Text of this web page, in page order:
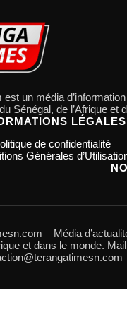
un média
Sénégal, de l’Afrique et
LÉGALES
de confidentialité
Générales
– Média
et dans le monde.